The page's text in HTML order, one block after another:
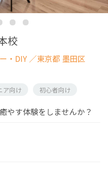
校
・DIY ／東京都 墨田区
ア向け 初心者向け
やす体験をしませんか？